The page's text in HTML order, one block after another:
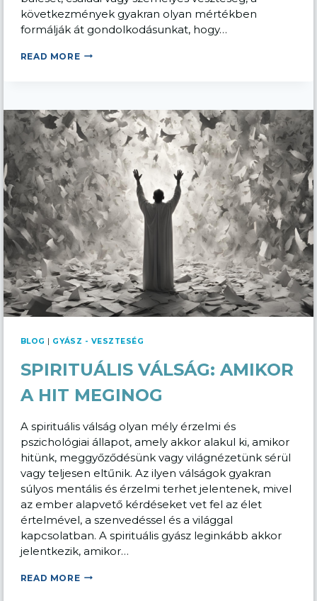
következmények gyakran olyan mértékben
formálják át gondolkodásunkat, hogy…
READ MORETRAUMÁK
A
JÖVŐKÉP
ELVESZTÉSE
BLOG GYÁSZ - VESZTESÉG
SPIRITUÁLIS VÁLSÁG: AMIKOR
A HIT MEGINOG
A spirituális válság olyan mély érzelmi és
pszichológiai állapot, amely akkor alakul ki, amikor
hitünk, meggyőződésünk vagy világnézetünk sérül
vagy teljesen eltűnik. Az ilyen válságok gyakran
súlyos mentális és érzelmi terhet jelentenek, mivel
az ember alapvető kérdéseket vet fel az élet
értelmével, a szenvedéssel és a világgal
kapcsolatban. A spirituális gyász leginkább akkor
jelentkezik, amikor…
READ MORESPIRITUÁLIS